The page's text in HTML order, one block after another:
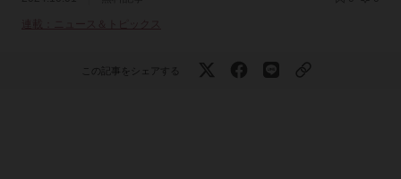
連載：ニュース＆トピックス
この記事をシェアする